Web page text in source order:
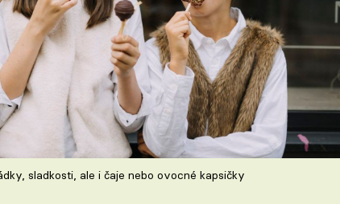
sladkosti, ale i čaje nebo ovocné kapsičky